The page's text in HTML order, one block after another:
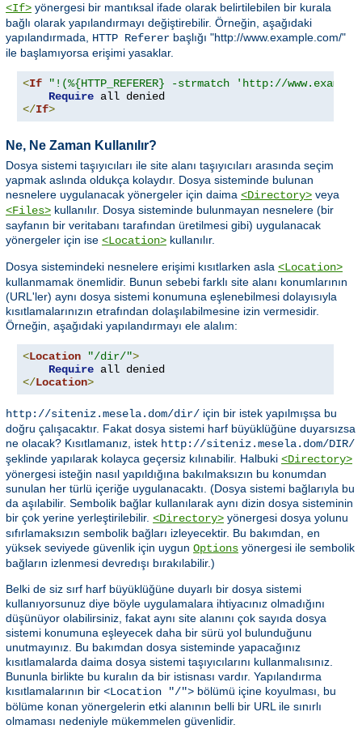
<If> yönergesi bir mantıksal ifade olarak belirtilebilen bir kurala
bağlı olarak yapılandırmayı değiştirebilir. Örneğin, aşağıdaki
yapılandırmada, HTTP Referer başlığı "http://www.example.com/"
ile başlamıyorsa erişimi yasaklar.
<If
"!(%{HTTP_REFERER} -strmatch 'http://
Require
</If>
Ne, Ne Zaman Kullanılır?
Dosya sistemi taşıyıcıları ile site alanı taşıyıcıları arasında seçim
yapmak aslında oldukça kolaydır. Dosya sisteminde bulunan
nesnelere uygulanacak yönergeler için daima <Directory> veya
<Files> kullanılır. Dosya sisteminde bulunmayan nesnelere (bir
sayfanın bir veritabanı tarafından üretilmesi gibi) uygulanacak
yönergeler için ise <Location> kullanılır.
Dosya sistemindeki nesnelere erişimi kısıtlarken asla <Location>
kullanmamak önemlidir. Bunun sebebi farklı site alanı konumlarının
(URL'ler) aynı dosya sistemi konumuna eşlenebilmesi dolayısıyla
kısıtlamalarınızın etrafından dolaşılabilmesine izin vermesidir.
Örneğin, aşağıdaki yapılandırmayı ele alalım:
<Location "/dir/">
Require
</Location>
http://siteniz.mesela.dom/dir/ için bir istek yapılmışsa bu
doğru çalışacaktır. Fakat dosya sistemi harf büyüklüğüne duyarsızsa
ne olacak? Kısıtlamanız, istek http://siteniz.mesela.dom/DIR/
şeklinde yapılarak kolayca geçersiz kılınabilir. Halbuki <Directory>
yönergesi isteğin nasıl yapıldığına bakılmaksızın bu konumdan
sunulan her türlü içeriğe uygulanacaktı. (Dosya sistemi bağlarıyla bu
da aşılabilir. Sembolik bağlar kullanılarak aynı dizin dosya sisteminin
bir çok yerine yerleştirilebilir. <Directory> yönergesi dosya yolunu
sıfırlamaksızın sembolik bağları izleyecektir. Bu bakımdan, en
yüksek seviyede güvenlik için uygun Options yönergesi ile sembolik
bağların izlenmesi devredışı bırakılabilir.)
Belki de siz sırf harf büyüklüğüne duyarlı bir dosya sistemi
kullanıyorsunuz diye böyle uygulamalara ihtiyacınız olmadığını
düşünüyor olabilirsiniz, fakat aynı site alanını çok sayıda dosya
sistemi konumuna eşleyecek daha bir sürü yol bulunduğunu
unutmayınız. Bu bakımdan dosya sisteminde yapacağınız
kısıtlamalarda daima dosya sistemi taşıyıcılarını kullanmalısınız.
Bununla birlikte bu kuralın da bir istisnası vardır. Yapılandırma
kısıtlamalarının bir <Location "/"> bölümü içine koyulması, bu
bölüme konan yönergelerin etki alanının belli bir URL ile sınırlı
olmaması nedeniyle mükemmelen güvenlidir.